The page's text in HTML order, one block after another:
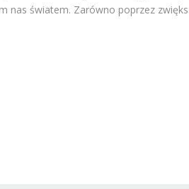
nas światem. Zarówno poprzez